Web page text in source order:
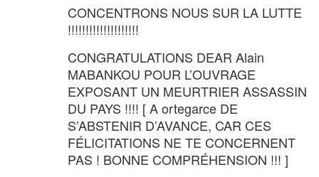
CONCENTRONS NOUS SUR LA LUTTE
!!!!!!!!!!!!!!!!!!!!
CONGRATULATIONS DEAR Alain
MABANKOU POUR L’OUVRAGE
EXPOSANT UN MEURTRIER ASSASSIN
DU PAYS !!!! [ A ortegarce DE
S’ABSTENIR D’AVANCE, CAR CES
FÉLICITATIONS NE TE CONCERNENT
PAS ! BONNE COMPRÉHENSION !!! ]